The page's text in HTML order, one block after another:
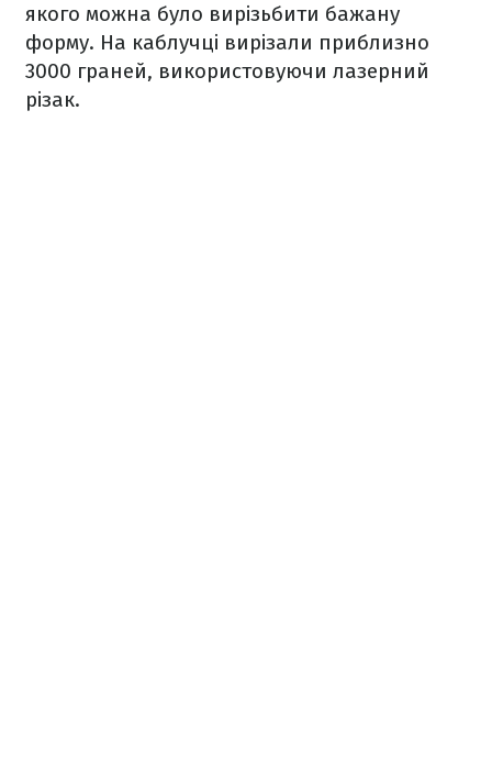
якого можна було вирізьбити бажану
форму. На каблучці вирізали приблизно
3000 граней, використовуючи лазерний
різак.